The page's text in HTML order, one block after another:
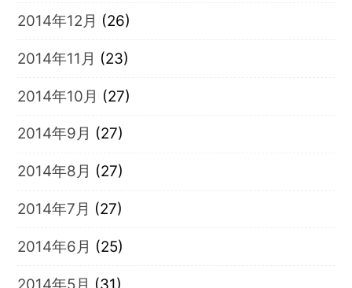
2014年12月 (26)
2014年11月 (23)
2014年10月 (27)
2014年9月 (27)
2014年8月 (27)
2014年7月 (27)
2014年6月 (25)
2014年5月 (31)